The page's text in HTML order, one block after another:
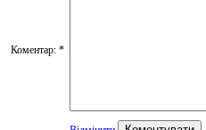
Коментар: *